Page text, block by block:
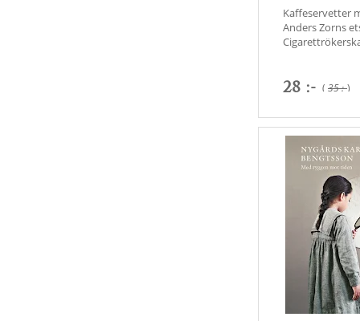
Kaffeservetter
Anders Zorns
( 35 :-)
28 :-